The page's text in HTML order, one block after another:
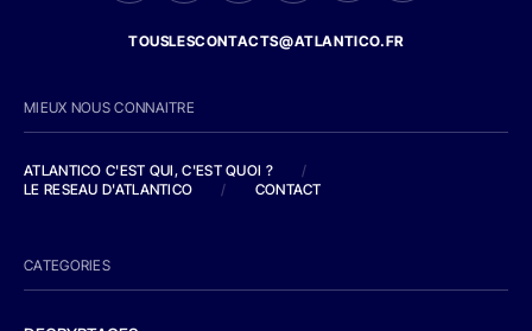
TOUSLESCONTACTS@ATLANTICO.FR
MIEUX NOUS CONNAITRE
ATLANTICO C'EST QUI, C'EST QUOI ?
/
LE RESEAU D'ATLANTICO
/ CONTACT
CATEGORIES